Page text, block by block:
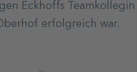
Eckhoffs
erfolgreich war.